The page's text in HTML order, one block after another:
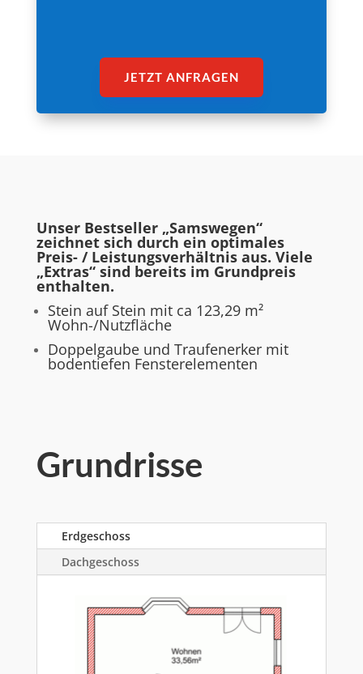
JETZT ANFRAGEN
Unser Bestseller „Samswegen“
zeichnet sich durch ein optimales
Preis- / Leistungsverhältnis aus. Viele
„Extras“ sind bereits im Grundpreis
enthalten.
Stein auf Stein mit ca 123,29 m²
Wohn-/Nutzfläche
Doppelgaube und Traufenerker mit
bodentiefen Fensterelementen
Grundrisse
Erdgeschoss
Dachgeschoss